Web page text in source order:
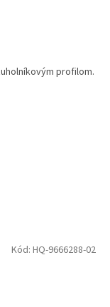
profilom.
Kód: HQ-9666288-02